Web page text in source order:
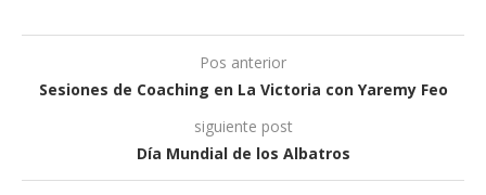
Pos anterior
Sesiones de Coaching en La Victoria con Yaremy Feo
siguiente post
Día Mundial de los Albatros